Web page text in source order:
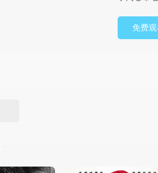
免费